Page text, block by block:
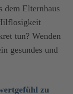
dem Elternhaus
tun? Wenden
gesundes und
zu